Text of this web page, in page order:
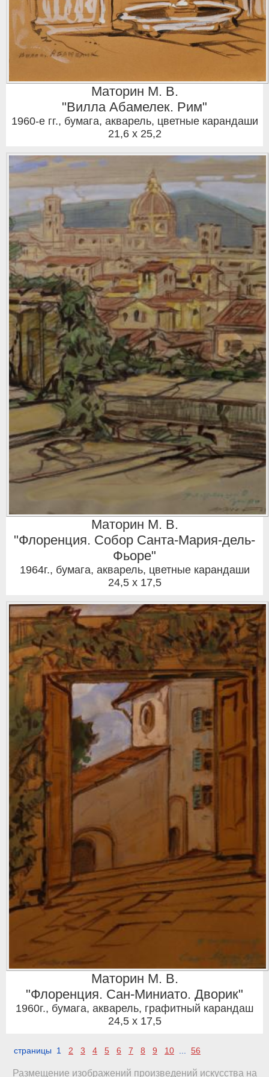
Маторин М. В.
"Вилла Абамелек. Рим"
1960-е гг., бумага, акварель, цветные карандаши
21,6 x 25,2
Маторин М. В.
"Флоренция. Собор Санта-Мария-дель-
Фьоре"
1964г., бумага, акварель, цветные карандаши
24,5 x 17,5
Маторин М. В.
"Флоренция. Сан-Миниато. Дворик"
1960г., бумага, акварель, графитный карандаш
24,5 x 17,5
страницы 1 2 3 4 5 6 7 8 9 10 ... 56
Размещение изображений произведений искусства на